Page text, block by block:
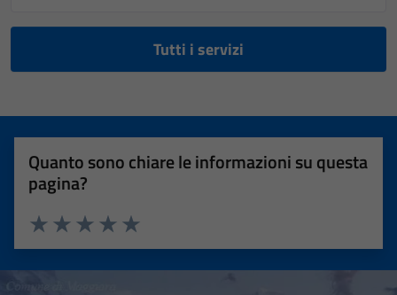
Tutti i servizi
Quanto sono chiare le informazioni su questa
pagina?
Valuta 5 stelle su 5
Valuta 4 stelle su 5
Valuta 3 stelle su 5
Valuta 2 stelle su 5
Valuta 1 stelle su 5